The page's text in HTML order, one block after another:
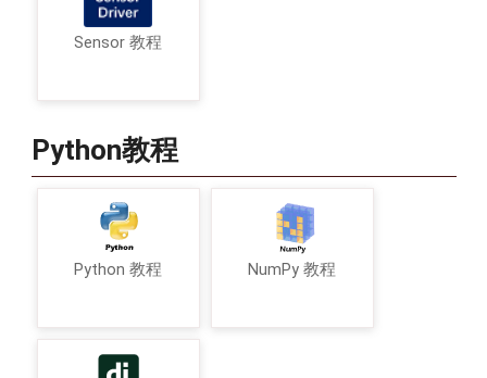
Sensor 教程
Python教程
Python 教程 NumPy 教程